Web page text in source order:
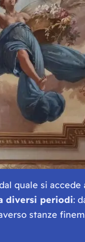
quale si accede
diversi periodi:
stanze